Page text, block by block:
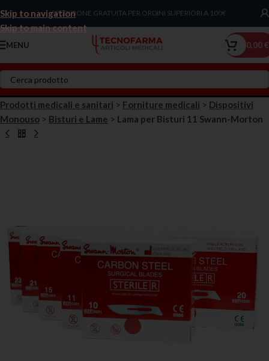
Skip to navigation
Skip to main content
Chiama Ora!SPEDIZIONE GRATUITA PER ORDINI SUPERIORI A 100€
MENU 0,00€
Prodotti medicali e sanitari > Forniture medicali > Dispositivi
Monouso > Bisturi e Lame > Lama per Bisturi 11 Swann-Morton